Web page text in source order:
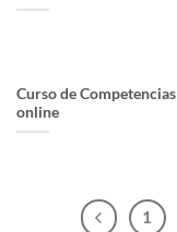
Curso de
online
1